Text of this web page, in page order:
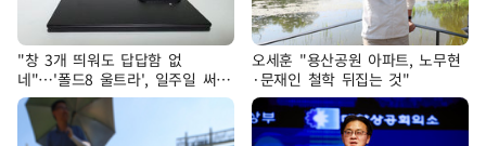
"창 3개 띄워도 답답함 없
네"…'폴드8 울트라', 일주일 써보
니
오세훈 "용산공원 아파트, 노무현
·문재인 철학 뒤집는 것"